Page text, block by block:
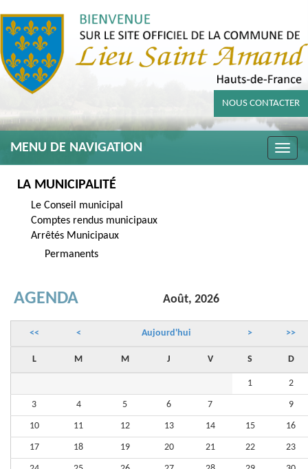
NOUS CONTACTER
Toggle
MENU DE NAVIGATION
LA MUNICIPALITÉ
Le Conseil municipal
Comptes rendus municipaux
Arrêtés Municipaux
Permanents
AGENDA Août, 2026
<< < Aujourd'hui > >>
L M M J V S D
1 2
3 4 5 6 7 9
10 11 12 13 14 15 16
17 18 19 20 21 22 23